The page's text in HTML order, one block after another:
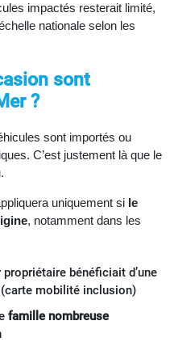
impactés resterait limité,
nationale selon les
sont
?
sont importés ou
C’est justement là que le
uniquement si le
, notamment dans les
bénéficiait d’une
mobilité inclusion)
famille nombreuse